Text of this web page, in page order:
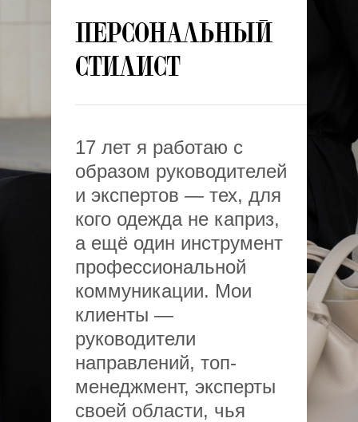
Персональный
стилист
17 лет я работаю с
образом руководителей
и экспертов — тех, для
кого одежда не каприз,
а ещё один инструмент
профессиональной
коммуникации. Мои
клиенты —
руководители
направлений, топ-
менеджмент, эксперты
своей области, чья